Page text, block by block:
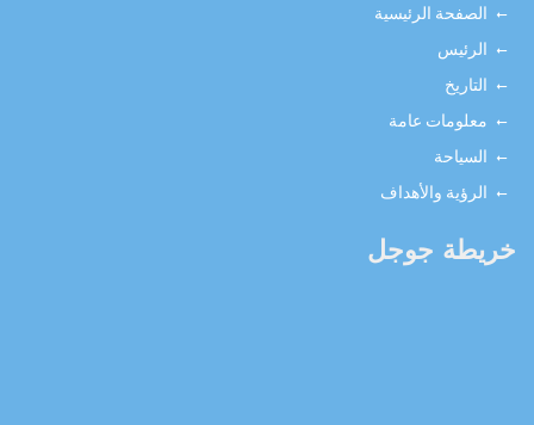
الصفحة الرئيسية
الرئيس
التاريخ
معلومات عامة
السياحة
الرؤية والأهداف
خريطة جوجل